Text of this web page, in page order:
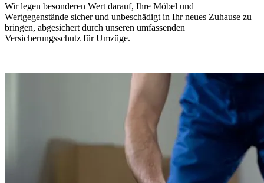
Wir legen besonderen Wert darauf, Ihre Möbel und
Wertgegenstände sicher und unbeschädigt in Ihr neues Zuhause zu
bringen, abgesichert durch unseren umfassenden
Versicherungsschutz für Umzüge.